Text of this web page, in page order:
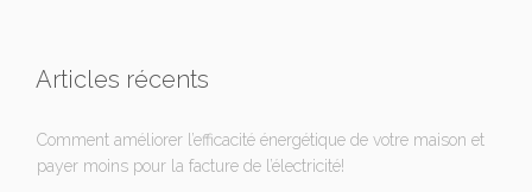
Articles récents
Comment améliorer l’efficacité énergétique de votre maison et
payer moins pour la facture de l’électricité!